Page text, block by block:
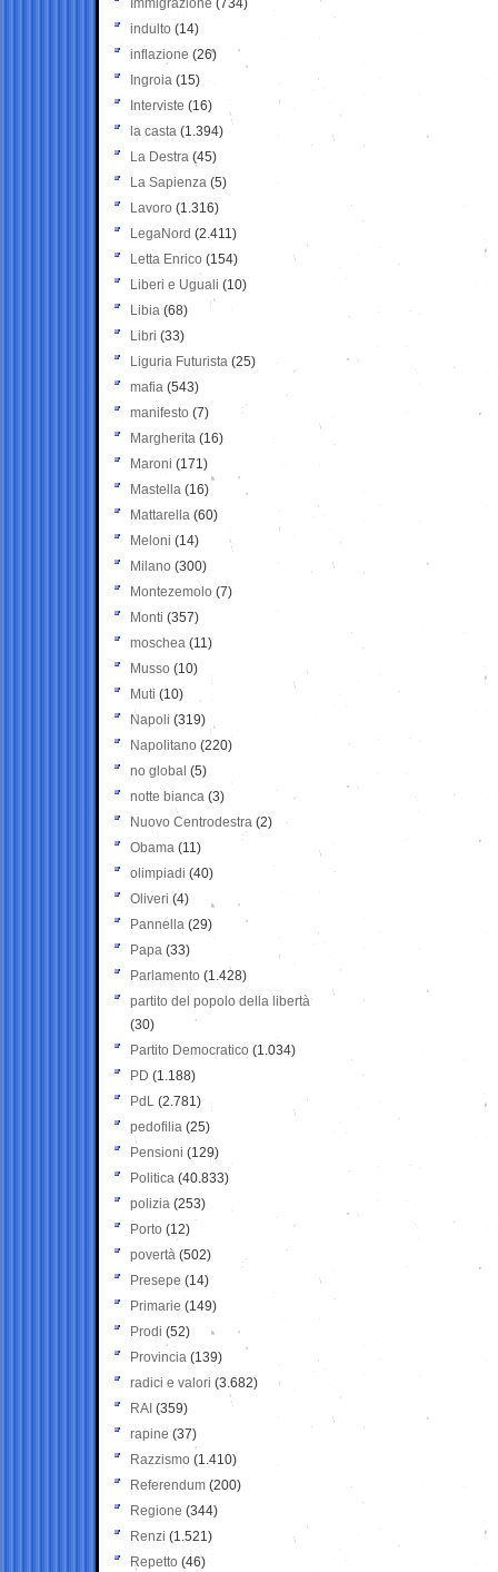
Immigrazione (734)
indulto (14)
inflazione (26)
Ingroia (15)
Interviste (16)
la casta (1.394)
La Destra (45)
La Sapienza (5)
Lavoro (1.316)
LegaNord (2.411)
Letta Enrico (154)
Liberi e Uguali (10)
Libia (68)
Libri (33)
Liguria Futurista (25)
mafia (543)
manifesto (7)
Margherita (16)
Maroni (171)
Mastella (16)
Mattarella (60)
Meloni (14)
Milano (300)
Montezemolo (7)
Monti (357)
moschea (11)
Musso (10)
Muti (10)
Napoli (319)
Napolitano (220)
no global (5)
notte bianca (3)
Nuovo Centrodestra (2)
Obama (11)
olimpiadi (40)
Oliveri (4)
Pannella (29)
Papa (33)
Parlamento (1.428)
partito del popolo della libertà
(30)
Partito Democratico (1.034)
PD (1.188)
PdL (2.781)
pedofilia (25)
Pensioni (129)
Politica (40.833)
polizia (253)
Porto (12)
povertà (502)
Presepe (14)
Primarie (149)
Prodi (52)
Provincia (139)
radici e valori (3.682)
RAI (359)
rapine (37)
Razzismo (1.410)
Referendum (200)
Regione (344)
Renzi (1.521)
Repetto (46)